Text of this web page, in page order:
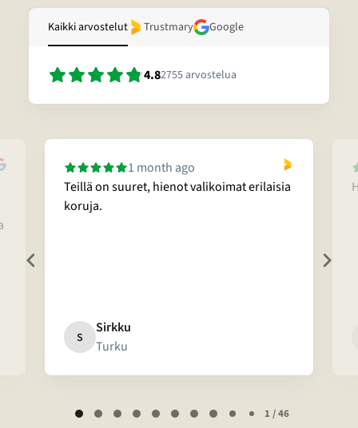
Kaikki arvostelut Trustmary Google
4.82755arvostelua
1 month ago
Teillä on suuret, hienot valikoimat erilaisia
koruja.
S
Sirkku
Turku
1 / 46